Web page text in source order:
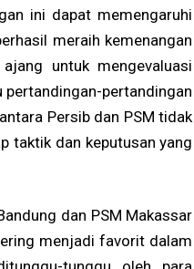
ini dapat memengaruhi
meraih kemenangan
untuk mengevaluasi
pertandingan
Persib dan PSM tidak
taktik dan keputusan yang
dan PSM Makassar
menjadi favorit dalam